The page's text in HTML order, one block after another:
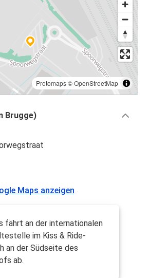
Protomaps©OpenStreetMap
Brugge)
Maps anzeigen
fährt an der internationalen
im Kiss & Ride-
an der Südseite des
ab.